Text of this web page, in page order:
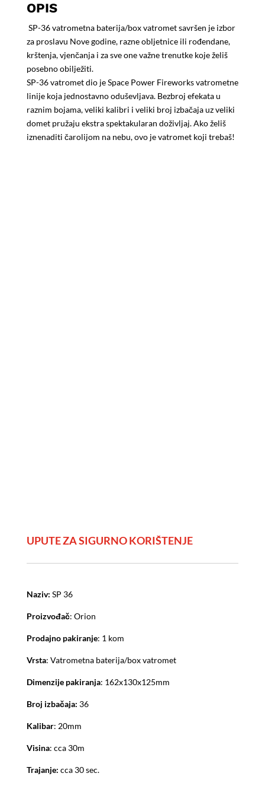
II
količina
OPIS
SP-36 vatrometna baterija/box vatromet savršen je izbor
za proslavu Nove godine, razne obljetnice ili rođendane,
krštenja, vjenčanja i za sve one važne trenutke koje želiš
posebno obilježiti.
SP-36 vatromet dio je Space Power Fireworks vatrometne
linije koja jednostavno oduševljava. Bezbroj efekata u
raznim bojama, veliki kalibri i veliki broj izbačaja uz veliki
domet pružaju ekstra spektakularan doživljaj. Ako želiš
iznenaditi čarolijom na nebu, ovo je vatromet koji trebaš!
UPUTE ZA SIGURNO KORIŠTENJE
Naziv: SP 36
Proizvođač: Orion
Prodajno pakiranje: 1 kom
Vrsta: Vatrometna baterija/box vatromet
Dimenzije pakiranja: 162x130x125mm
Broj izbačaja: 36
Kalibar: 20mm
Visina: cca 30m
Trajanje: cca 30 sec.